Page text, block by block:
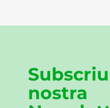
nostra